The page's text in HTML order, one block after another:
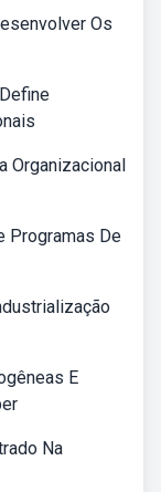
Os
Organizacional
Programas De
E
Na